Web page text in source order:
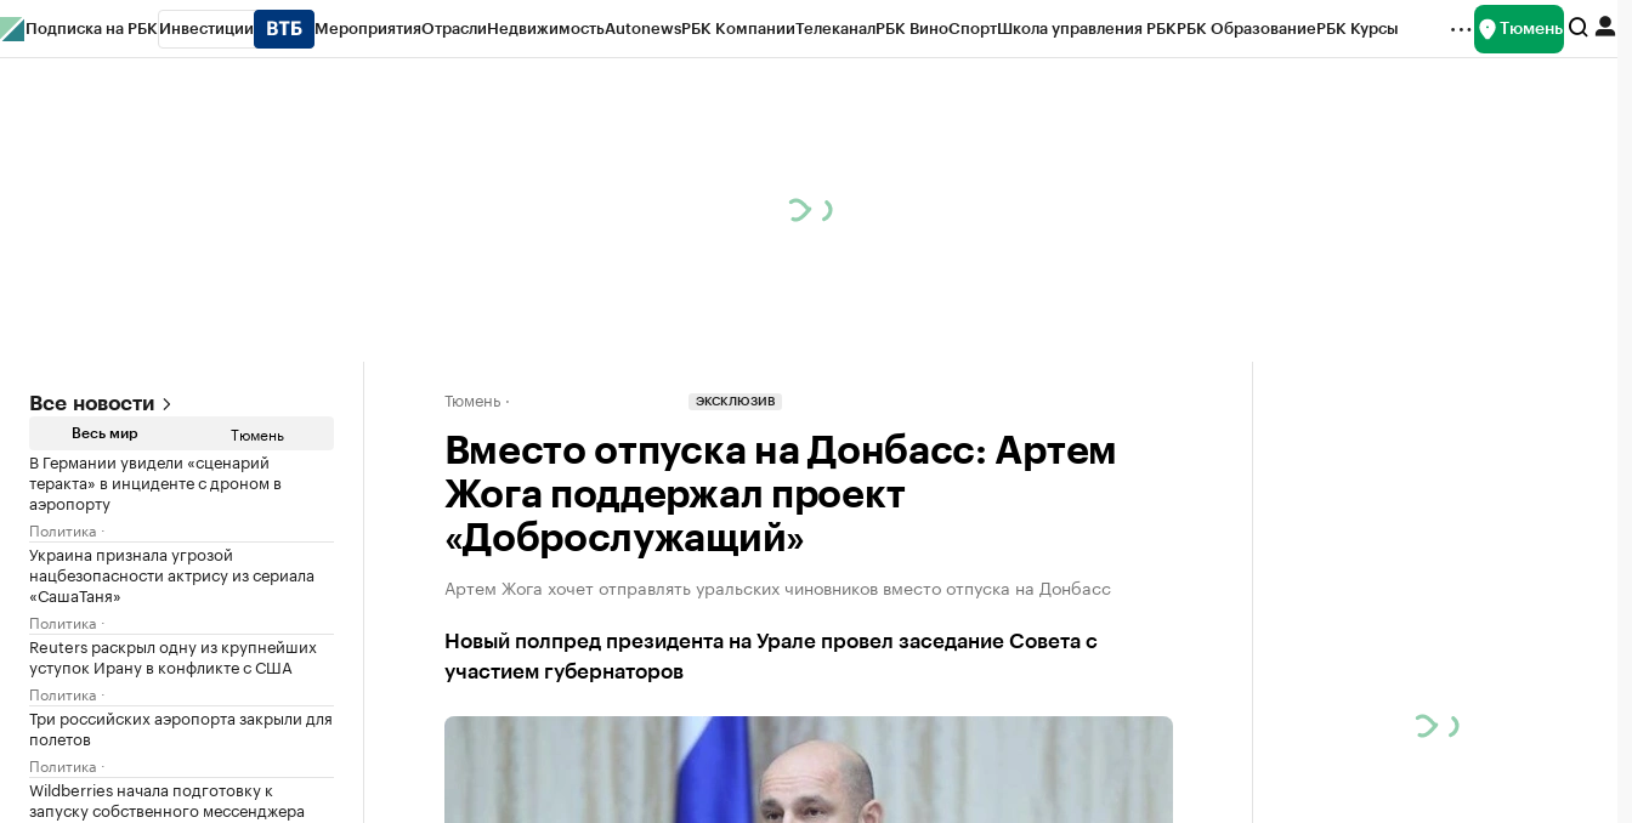
Подписка на РБК Инвестиции МероприятияОтраслиНедвижимостьAutonewsРБК КомпанииТелеканалРБК ВиноСпортШкола управления РБКРБК ОбразованиеРБК Курсы Тюмень
Все новости
Весь мир Тюмень
В Германии увидели «сценарий
теракта» в инциденте с дроном в
аэропорту
Политика
Украина признала угрозой
нацбезопасности актрису из сериала
«СашаТаня»
Политика
Reuters раскрыл одну из крупнейших
уступок Ирану в конфликте с США
Политика
Три российских аэропорта закрыли для
полетов
Политика
Wildberries начала подготовку к
запуску собственного мессенджера
Тюмень ЭКСКЛЮЗИВ
Вместо отпуска на Донбасс: Артем
Жога поддержал проект
«Доброслужащий»
Артем Жога хочет отправлять уральских чиновников вместо отпуска на Донбасс
Новый полпред президента на Урале провел заседание Совета с
участием губернаторов